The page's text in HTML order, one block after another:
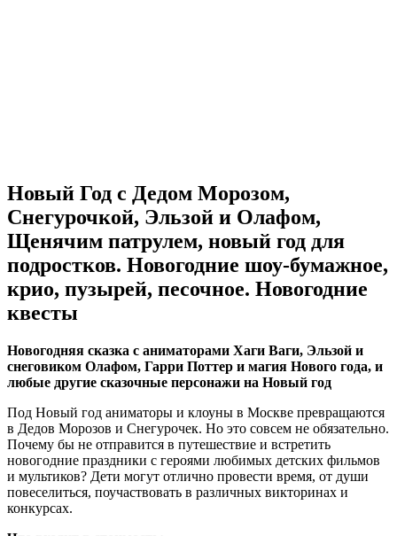
Новый Год с Дедом Морозом,
Снегурочкой, Эльзой и Олафом,
Щенячим патрулем, новый год для
подростков. Новогодние шоу-бумажное,
крио, пузырей, песочное. Новогодние
квесты
Новогодняя сказка с аниматорами Хаги Ваги, Эльзой и
снеговиком Олафом, Гарри Поттер и магия Нового года, и
любые другие сказочные персонажи на Новый год
Под Новый год аниматоры и клоуны в Москве превращаются
в Дедов Морозов и Снегурочек. Но это совсем не обязательно.
Почему бы не отправится в путешествие и встретить
новогодние праздники с героями любимых детских фильмов
и мультиков? Дети могут отлично провести время, от души
повеселиться, поучаствовать в различных викторинах и
конкурсах.